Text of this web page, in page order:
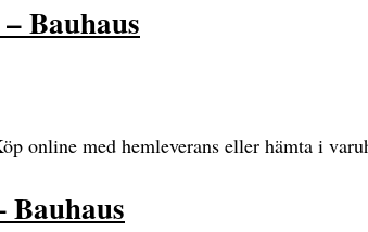
Bauhaus
online med hemleverans eller hämta i